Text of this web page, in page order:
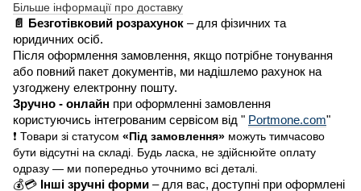
Більше інформації про доставку
📄 Безготівковий розрахунок – для фізичних та
юридичних осіб.
Після оформлення замовлення, якщо потрібне тонування
або повний пакет документів, ми надішлемо рахунок на
узгоджену електронну пошту.
Зручно - онлайн при оформленні замовлення
користуючись інтегрованим сервісом від " Portmone.com"
❗ Товари зі статусом «Під замовлення» можуть тимчасово
бути відсутні на складі. Будь ласка, не здійснюйте оплату
одразу — ми попередньо уточнимо всі деталі.
💰💳 Інші зручні форми – для вас, доступні при оформлені